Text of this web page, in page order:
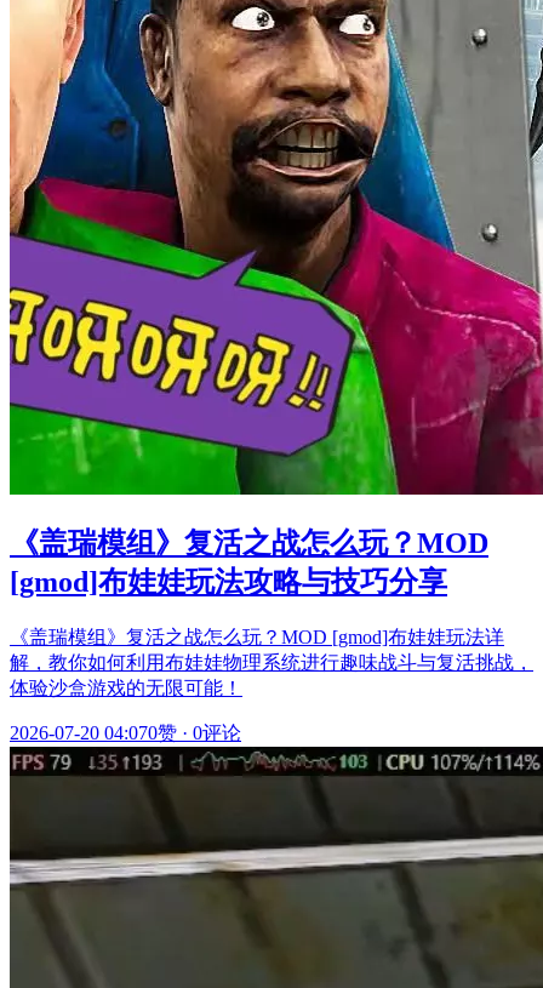
《盖瑞模组》复活之战怎么玩？MOD
[gmod]布娃娃玩法攻略与技巧分享
《盖瑞模组》复活之战怎么玩？MOD [gmod]布娃娃玩法详
解，教你如何利用布娃娃物理系统进行趣味战斗与复活挑战，
体验沙盒游戏的无限可能！
2026-07-20 04:070赞 · 0评论